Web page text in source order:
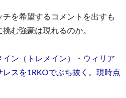
を希望するコメントを出すも
む強豪は現れるのか。
イン（トレメイン）・ウィリア
スを1RKOでぶち抜く。現時点